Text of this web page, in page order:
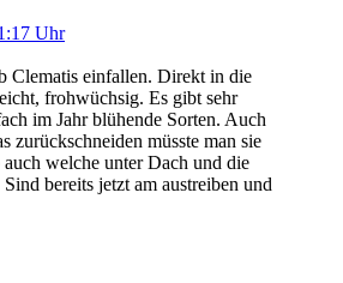
Uhr
Clematis einfallen. Direkt in die
frohwüchsig. Es gibt sehr
im Jahr blühende Sorten. Auch
zurückschneiden müsste man sie
welche unter Dach und die
bereits jetzt am austreiben und